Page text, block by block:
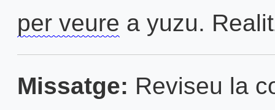
per veure a yuzu.
Missatge: Reviseu la